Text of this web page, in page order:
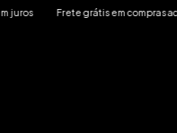
Frete grátis em compras acima de